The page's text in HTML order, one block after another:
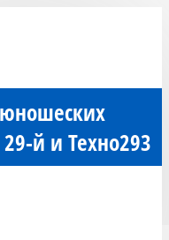
юношеских
й и Техно293